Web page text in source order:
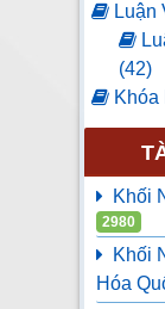
Luận
(42)
Khóa
Luận
Báo
Luận
Sách
Khối
2980
Khối
Hóa